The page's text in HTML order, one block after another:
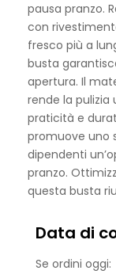
pausa pranzo.
con
fresco più a
busta
apertura. Il
rende la pulizia
praticità e
promuove uno
dipendenti
pranzo.
questa busta
Data di
Se ordini oggi: